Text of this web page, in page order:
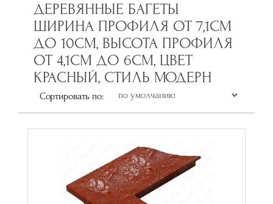
ДЕРЕВЯННЫЕ БАГЕТЫ
ШИРИНА ПРОФИЛЯ ОТ 7,1СМ
ДО 10СМ, ВЫСОТА ПРОФИЛЯ
ОТ 4,1СМ ДО 6СМ, ЦВЕТ
КРАСНЫЙ, СТИЛЬ МОДЕРН
Сортировать по: